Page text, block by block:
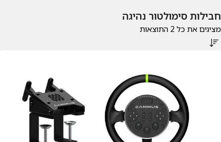
חבילות סימולטור נהיגה
מציגים את כל ⁦2⁩ התוצאות